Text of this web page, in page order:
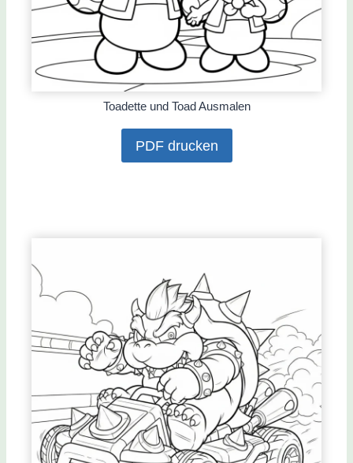
Toadette und Toad Ausmalen
PDF drucken